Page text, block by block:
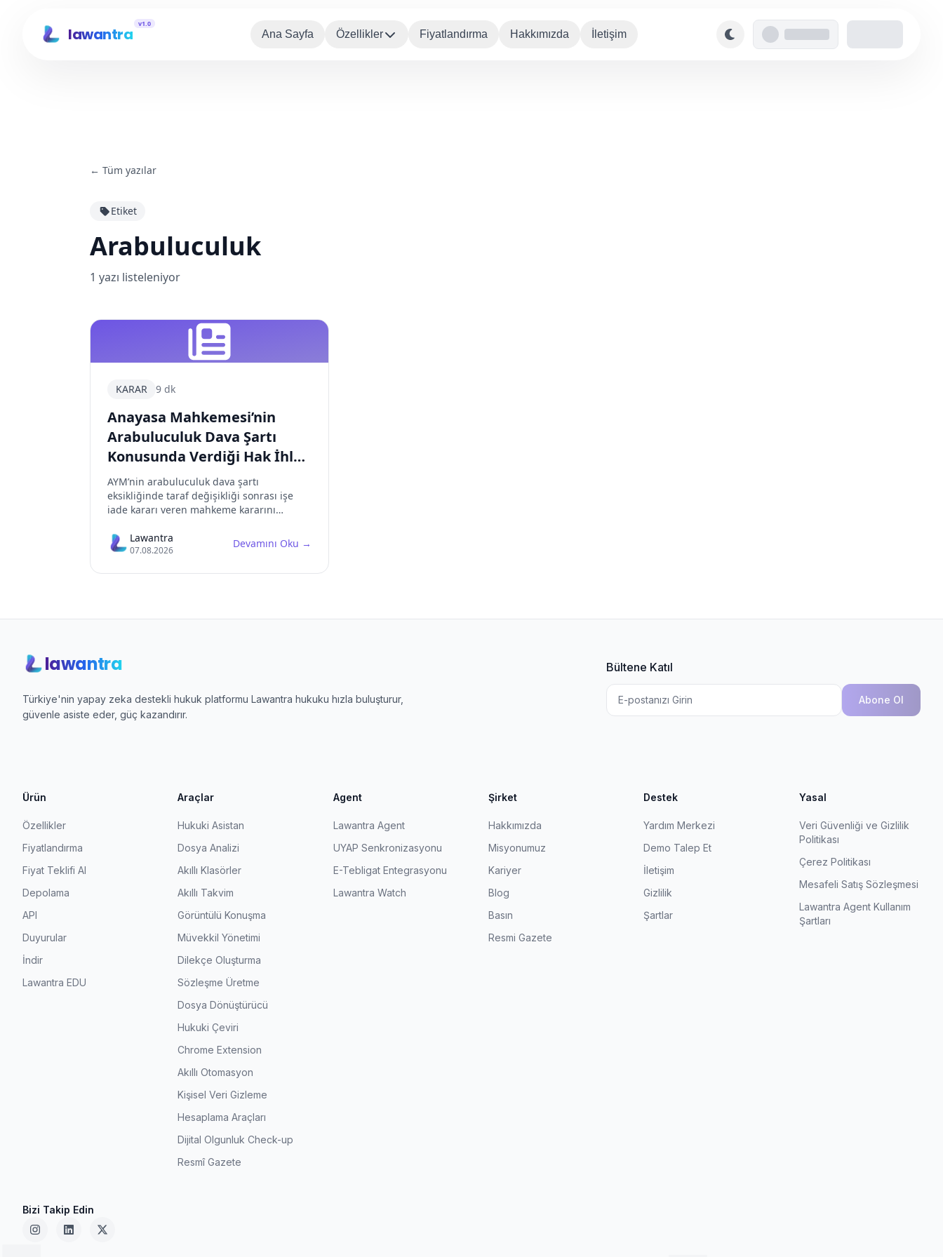
lawantra
v1.0
Ana Sayfa Özellikler Fiyatlandırma Hakkımızda İletişim
← Tüm yazılar
Etiket
Arabuluculuk
1 yazı listeleniyor
KARAR 9 dk
Anayasa Mahkemesi’nin
Arabuluculuk Dava Şartı
Konusunda Verdiği Hak İhlali
Kararı Üzerine
Değerlendirme
AYM’nin arabuluculuk dava şartı
eksikliğinde taraf değişikliği sonrası işe
iade kararı veren mahkeme kararını
nitelendirmesinin hukuki eleştirisi.
Lawantra
07.08.2026
Devamını Oku →
lawantra
Türkiye'nin yapay zeka destekli hukuk platformu Lawantra hukuku hızla buluşturur,
güvenle asiste eder, güç kazandırır.
Bültene Katıl
Abone Ol
Ürün
Özellikler
Fiyatlandırma
Fiyat Teklifi Al
Depolama
API
Duyurular
İndir
Lawantra EDU
Araçlar
Hukuki Asistan
Dosya Analizi
Akıllı Klasörler
Akıllı Takvim
Görüntülü Konuşma
Müvekkil Yönetimi
Dilekçe Oluşturma
Sözleşme Üretme
Dosya Dönüştürücü
Hukuki Çeviri
Chrome Extension
Akıllı Otomasyon
Kişisel Veri Gizleme
Hesaplama Araçları
Dijital Olgunluk Check-up
Resmî Gazete
Agent
Lawantra Agent
UYAP Senkronizasyonu
E-Tebligat Entegrasyonu
Lawantra Watch
Şirket
Hakkımızda
Misyonumuz
Kariyer
Blog
Basın
Resmi Gazete
Destek
Yardım Merkezi
Demo Talep Et
İletişim
Gizlilik
Şartlar
Yasal
Veri Güvenliği ve Gizlilik
Politikası
Çerez Politikası
Mesafeli Satış Sözleşmesi
Lawantra Agent Kullanım
Şartları
Bizi Takip Edin